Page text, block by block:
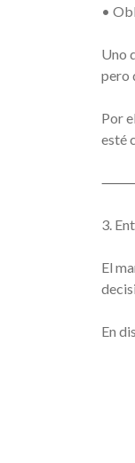
•
Uno
pero
Por
esté
3.
El
En